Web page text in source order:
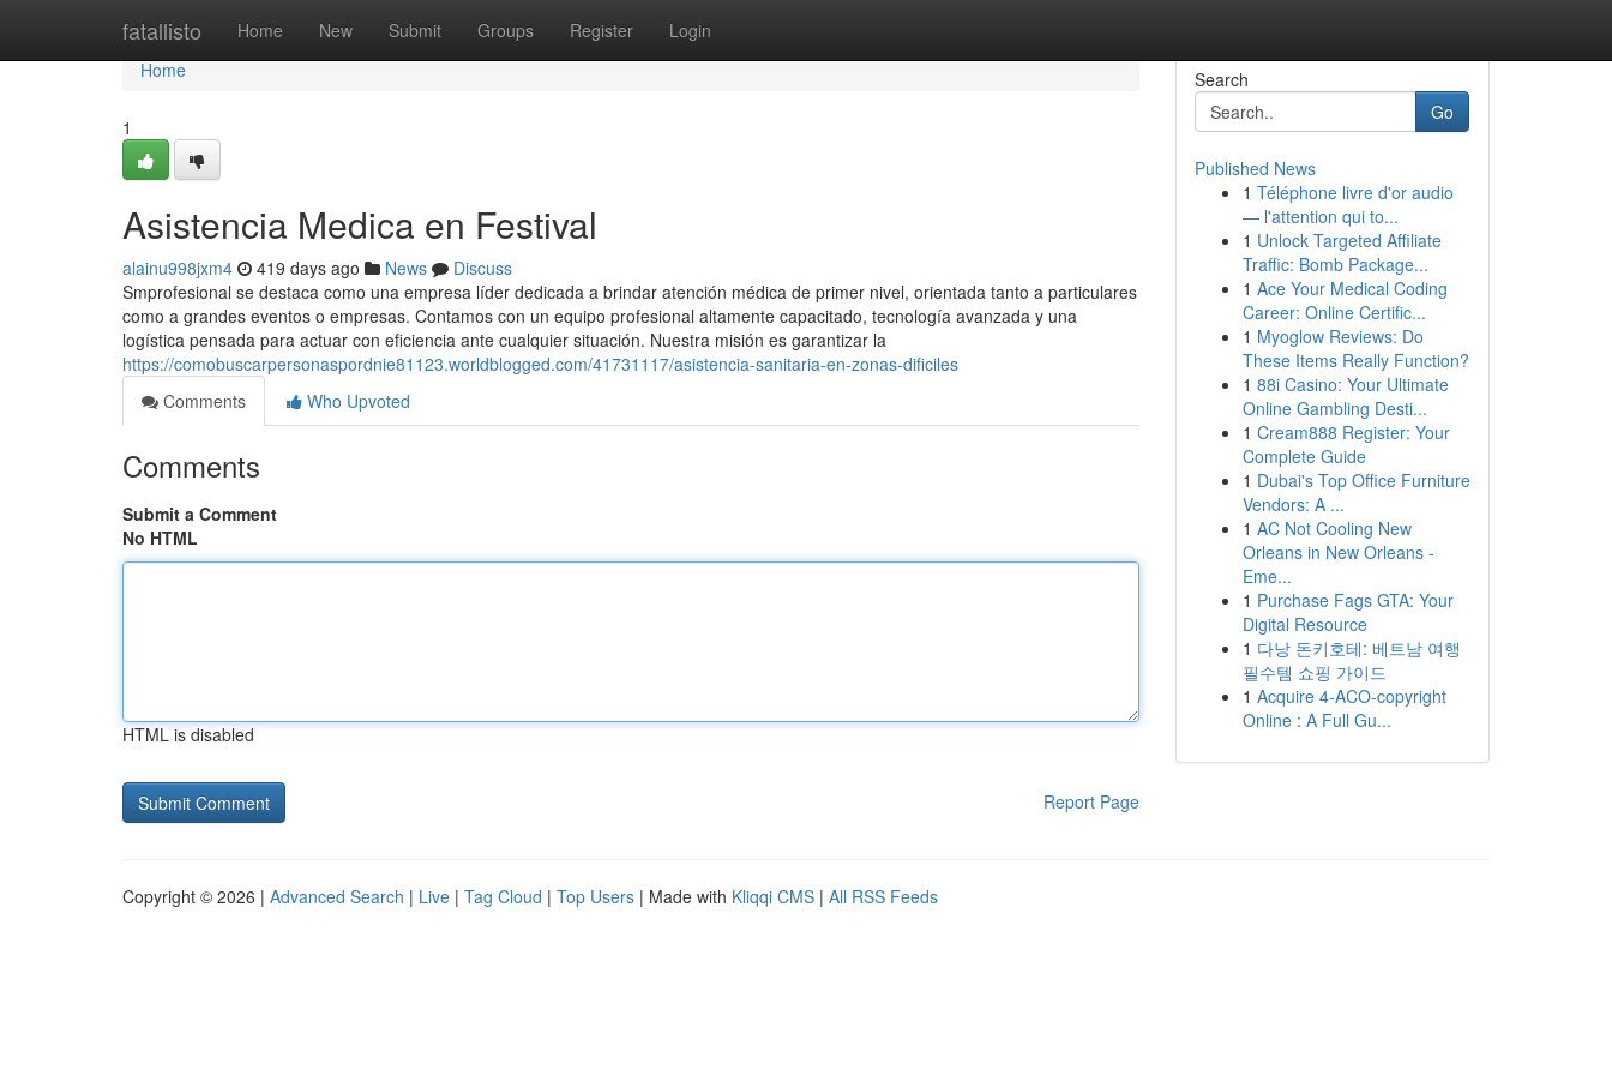
fatallisto Home New Submit Groups Register Login
Home
Home
1
Asistencia Medica en Festival
alainu998jxm4 419 days ago News
Discuss
Smprofesional se destaca como una empresa líder dedicada a brindar atención médica de primer nivel, orientada tanto a particulares
como a grandes eventos o empresas. Contamos con un equipo profesional altamente capacitado, tecnología avanzada y una
logística pensada para actuar con eficiencia ante cualquier situación. Nuestra misión es garantizar la
https://comobuscarpersonaspordnie81123.worldblogged.com/41731117/asistencia-sanitaria-en-zonas-dificiles
Comments
Who Upvoted
Comments
Submit a Comment
No HTML
HTML is disabled
Report Page
Search
Go
Published News
1 Téléphone livre d'or audio
— l'attention qui to...
1 Unlock Targeted Affiliate
Traffic: Bomb Package...
1 Ace Your Medical Coding
Career: Online Certific...
1 Myoglow Reviews: Do
These Items Really Function?
1 88i Casino: Your Ultimate
Online Gambling Desti...
1 Cream888 Register: Your
Complete Guide
1 Dubai's Top Office Furniture
Vendors: A ...
1 AC Not Cooling New
Orleans in New Orleans -
Eme...
1 Purchase Fags GTA: Your
Digital Resource
1 다낭 돈키호테: 베트남 여행
필수템 쇼핑 가이드
1 Acquire 4-ACO-copyright
Online : A Full Gu...
Copyright © 2026 | Advanced Search | Live | Tag Cloud | Top Users | Made with Kliqqi CMS | All RSS Feeds